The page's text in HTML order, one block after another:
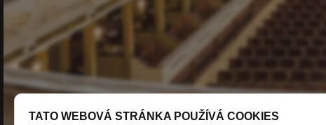
TATO WEBOVÁ STRÁNKA POUŽÍVÁ COOKIES